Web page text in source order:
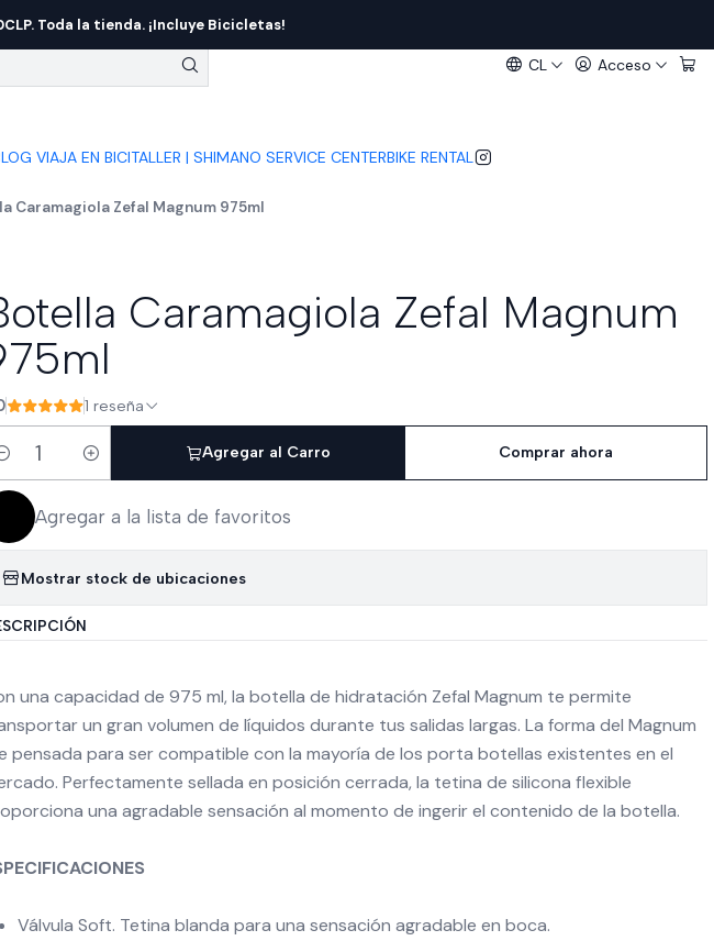
CL Acceso
VIAJA EN BICITALLER | SHIMANO SERVICE CENTERBIKE RENTAL
Toda la tienda. ¡Incluye Bicicletas!
Caramagiola Zefal Magnum 975ml
Caramagiola Zefal Magnum
1 reseña
Agregar al Carro Comprar ahora
Agregar a la lista de favoritos
Mostrar stock de ubicaciones
una capacidad de 975 ml, la botella de hidratación Zefal Magnum te permite
un gran volumen de líquidos durante tus salidas largas. La forma del Magnum
pensada para ser compatible con la mayoría de los porta botellas existentes en el
Perfectamente sellada en posición cerrada, la tetina de silicona flexible
una agradable sensación al momento de ingerir el contenido de la botella.
Válvula Soft. Tetina blanda para una sensación agradable en boca.